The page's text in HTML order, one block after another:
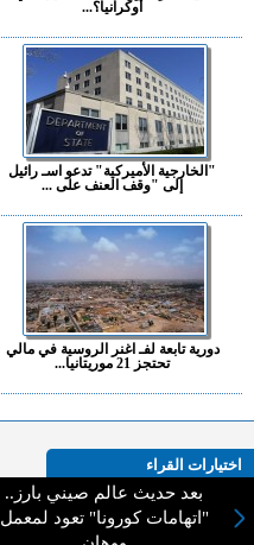
أوكرانيا؟...
"الخارجية الأميركية" تدعو اسـ رائيل
إلى "وقف العنف على ...
دورية تابعة لفـ اغنر الروسية في مالي
تحتجز 21 موريتانيا...
اختيارات القراء
بعد حديث عالم صيني بارز..
"اتهامات كورونا" تعود لمعمل